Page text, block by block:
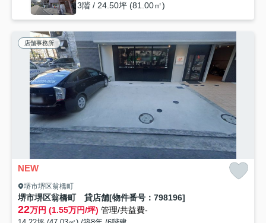
3階 / 24.50坪 (81.00㎡)
店舗事務所
NEW
堺市堺区翁橋町
堺市堺区翁橋町 貸店舗[物件番号：798196]
22万円 (1.55万円/坪) 管理/共益費-